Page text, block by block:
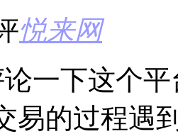
悦来网
一下这个
易的过程遇